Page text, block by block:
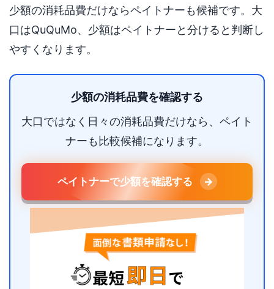
少額の消耗品費だけならペイトナーも候補です。大
口はQuQuMo、少額はペイトナーと分けると判断し
やすくなります。
少額の消耗品費を確認する
大口ではなく日々の消耗品費だけなら、ペイト
ナーも比較候補になります。
ペイトナーで少額を確認する